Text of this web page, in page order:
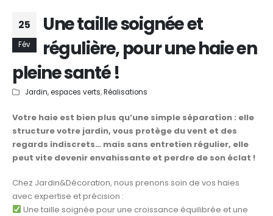
25
Fév
Une taille soignée et
régulière, pour une haie en
pleine santé !
Jardin, espaces verts,Réalisations
Votre haie est bien plus qu’une simple séparation : elle
structure votre jardin, vous protège du vent et des
regards indiscrets… mais sans entretien régulier, elle
peut vite devenir envahissante et perdre de son éclat !
Chez Jardin&Décoration, nous prenons soin de vos haies
avec expertise et précision :
Une taille soignée pour une croissance équilibrée et une